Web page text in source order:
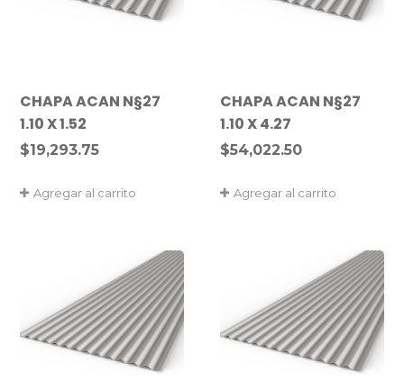
CHAPA ACAN N§27
1.10 X 1.52
$19,293.75
Agregar al carrito
CHAPA ACAN N§27
1.10 X 4.27
$54,022.50
Agregar al carrito